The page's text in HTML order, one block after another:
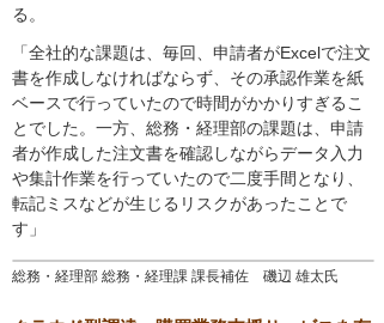
総務・経理部 総務・経理課 課長補佐 磯辺 雄太氏
る。
「全社的な課題は、毎回、申請者がExcelで注文
書を作成しなければならず、その承認作業を紙
ベースで行っていたので時間がかかりすぎるこ
とでした。一方、総務・経理部の課題は、申請
者が作成した注文書を確認しながらデータ入力
や集計作業を行っていたので二度手間となり、
転記ミスなどが生じるリスクがあったことで
す」